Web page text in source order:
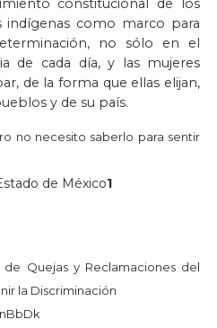
constitucional de los
como marco para
no sólo en el
de cada día, y las mujeres
de la forma que ellas elijan,
y de su país.
no necesito saberlo para sentir
de México1
Quejas y Reclamaciones del
la Discriminación